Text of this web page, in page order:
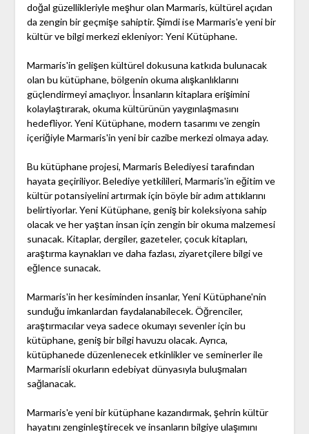
doğal güzellikleriyle meşhur olan Marmaris, kültürel açıdan
da zengin bir geçmişe sahiptir. Şimdi ise Marmaris'e yeni bir
kültür ve bilgi merkezi ekleniyor: Yeni Kütüphane.
Marmaris'in gelişen kültürel dokusuna katkıda bulunacak
olan bu kütüphane, bölgenin okuma alışkanlıklarını
güçlendirmeyi amaçlıyor. İnsanların kitaplara erişimini
kolaylaştırarak, okuma kültürünün yaygınlaşmasını
hedefliyor. Yeni Kütüphane, modern tasarımı ve zengin
içeriğiyle Marmaris'in yeni bir cazibe merkezi olmaya aday.
Bu kütüphane projesi, Marmaris Belediyesi tarafından
hayata geçiriliyor. Belediye yetkilileri, Marmaris'in eğitim ve
kültür potansiyelini artırmak için böyle bir adım attıklarını
belirtiyorlar. Yeni Kütüphane, geniş bir koleksiyona sahip
olacak ve her yaştan insan için zengin bir okuma malzemesi
sunacak. Kitaplar, dergiler, gazeteler, çocuk kitapları,
araştırma kaynakları ve daha fazlası, ziyaretçilere bilgi ve
eğlence sunacak.
Marmaris'in her kesiminden insanlar, Yeni Kütüphane'nin
sunduğu imkanlardan faydalanabilecek. Öğrenciler,
araştırmacılar veya sadece okumayı sevenler için bu
kütüphane, geniş bir bilgi havuzu olacak. Ayrıca,
kütüphanede düzenlenecek etkinlikler ve seminerler ile
Marmarisli okurların edebiyat dünyasıyla buluşmaları
sağlanacak.
Marmaris'e yeni bir kütüphane kazandırmak, şehrin kültür
hayatını zenginleştirecek ve insanların bilgiye ulaşımını